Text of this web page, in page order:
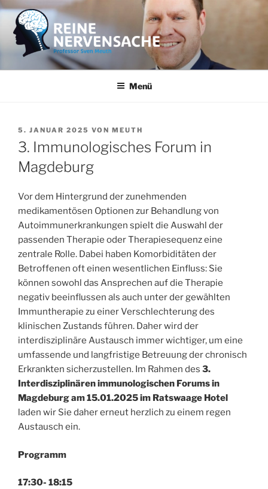
Zum
Inhalt
springen
REINE NERVENSACHE
Professor Sven Meuth
Menü
VERÖFFENTLICHT
AM
5. JANUAR 2025 VON MEUTH
3. Immunologisches Forum in
Magdeburg
Vor dem Hintergrund der zunehmenden
medikamentösen Optionen zur Behandlung von
Autoimmunerkrankungen spielt die Auswahl der
passenden Therapie oder Therapiesequenz eine
zentrale Rolle. Dabei haben Komorbiditäten der
Betroffenen oft einen wesentlichen Einfluss: Sie
können sowohl das Ansprechen auf die Therapie
negativ beeinflussen als auch unter der gewählten
Immuntherapie zu einer Verschlechterung des
klinischen Zustands führen. Daher wird der
interdisziplinäre Austausch immer wichtiger, um eine
umfassende und langfristige Betreuung der chronisch
Erkrankten sicherzustellen. Im Rahmen des 3.
Interdisziplinären immunologischen Forums in
Magdeburg am 15.01.2025 im Ratswaage Hotel
laden wir Sie daher erneut herzlich zu einem regen
Austausch ein.
Programm
17:30- 18:15